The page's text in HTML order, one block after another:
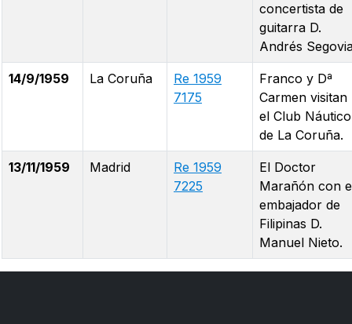
concertista de
guitarra D.
Andrés
14/9/1959 La Coruña
Re 1959
7175
Franco y Dª
Carmen visitan
el Club Náutico
de La Coruña.
13/11/1959 Madrid
Re 1959
7225
El Doctor
Marañón con
embajador de
Filipinas D.
Manuel Nieto.